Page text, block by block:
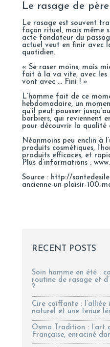
Le rasage de
Le rasage est souvent
façon rituel, mais même
acte fondateur du
actuel veut en finir avec
quotidien.
« Se raser moins, mais
fait à la va vite, avec les
vont avec … Fini ! »
L’homme fait de ce
hebdomadaire, un
qu’il peut pousser
barbiers, qui reviennent
pour découvrir la qualité
Néanmoins peu enclin à
produits cosmétiques,
produits efficaces, et
Plus d’informations :
Source : http://
ancienne-un-plaisir-100-
RECENT POSTS
Soin homme en été :
routine de rasage et
?
Cire coiffante : l’alliée
naturel et une tenue
Osma Tradition : l’art
Française, enraciné